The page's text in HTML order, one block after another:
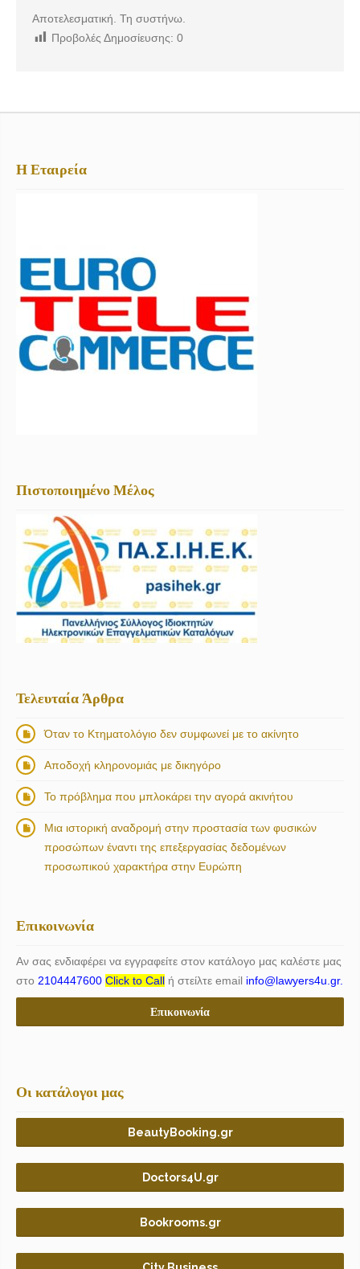
Αποτελεσματική. Τη συστήνω.
Προβολές Δημοσίευσης: 0
Η Εταιρεία
Πιστοποιημένο Μέλος
Τελευταία Άρθρα
Όταν το Κτηματολόγιο δεν συμφωνεί με το ακίνητο
Αποδοχή κληρονομιάς με δικηγόρο
Το πρόβλημα που μπλοκάρει την αγορά ακινήτου
Μια ιστορική αναδρομή στην προστασία των φυσικών
προσώπων έναντι της επεξεργασίας δεδομένων
προσωπικού χαρακτήρα στην Ευρώπη
Επικοινωνία
Αν σας ενδιαφέρει να εγγραφείτε στον κατάλογο μας καλέστε μας
στο 2104447600 Click to Call ή στείλτε email info@lawyers4u.gr.
Επικοινωνία
Οι κατάλογοι μας
BeautyBooking.gr
Doctors4U.gr
Bookrooms.gr